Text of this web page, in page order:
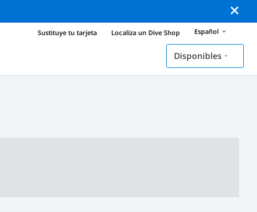
Sustituye tu tarjeta Localiza un Dive Shop Español
Disponibles